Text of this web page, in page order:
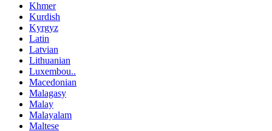
Khmer
Kurdish
Kyrgyz
Latin
Latvian
Lithuanian
Luxembou..
Macedonian
Malagasy
Malay
Malayalam
Maltese